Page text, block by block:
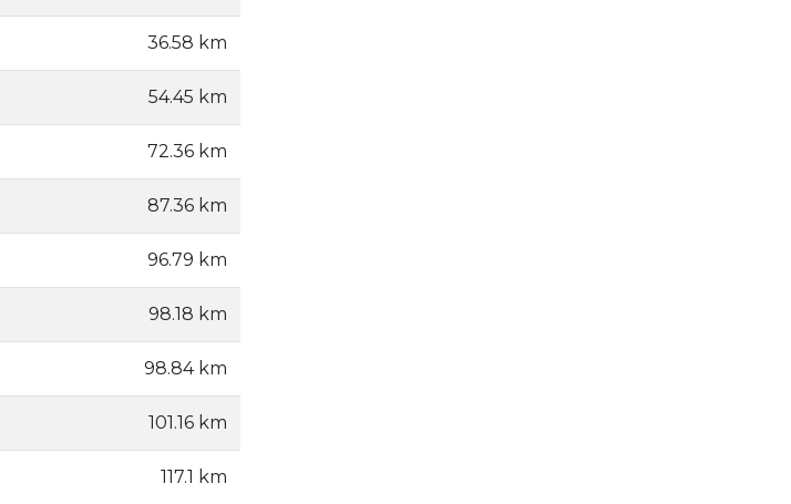
36.58 km
54.45 km
72.36 km
87.36 km
96.79 km
98.18 km
98.84 km
101.16 km
117.1 km